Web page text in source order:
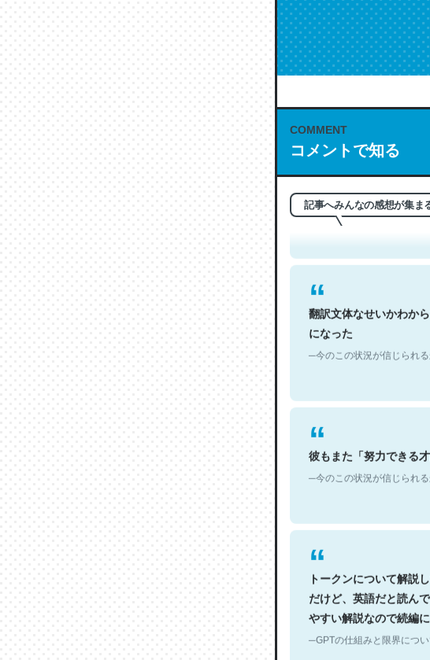
COMMENT
コメントで知る
記事へみんなの感想が集ま
これは名文。彼はとて
もお勧め。自分はこの
─今のこの状況が信じられる
翻訳文体なせいかわか
になった
─今のこの状況が信じられ
彼もまた「努力できる
─今のこの状況が信じられる
トークンについて解説
だけど、英語だと読ん
やすい解説なので続編
─GPTの仕組みと限界につ